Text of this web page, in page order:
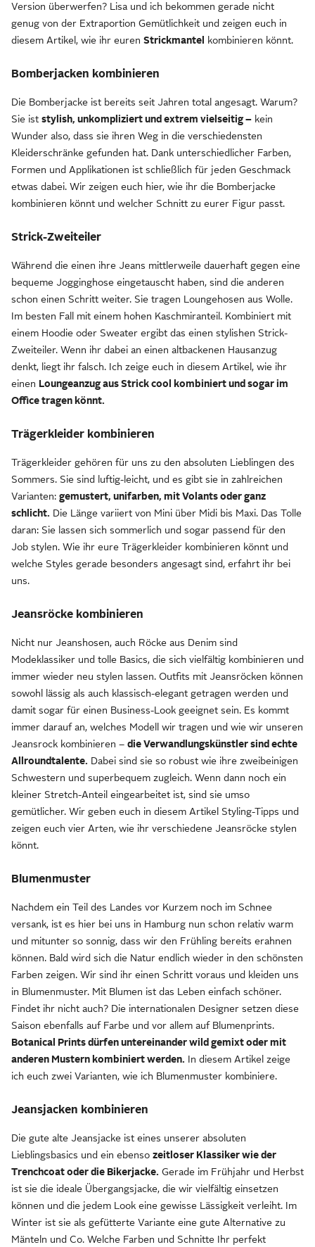
Version überwerfen? Lisa und ich bekommen gerade nicht
genug von der Extraportion Gemütlichkeit und zeigen euch in
diesem Artikel, wie ihr euren Strickmantel kombinieren könnt.
Bomberjacken kombinieren
Die Bomberjacke ist bereits seit Jahren total angesagt. Warum?
Sie ist stylish, unkompliziert und extrem vielseitig – kein
Wunder also, dass sie ihren Weg in die verschiedensten
Kleiderschränke gefunden hat. Dank unterschiedlicher Farben,
Formen und Applikationen ist schließlich für jeden Geschmack
etwas dabei. Wir zeigen euch hier, wie ihr die Bomberjacke
kombinieren könnt und welcher Schnitt zu eurer Figur passt.
Strick-Zweiteiler
Während die einen ihre Jeans mittlerweile dauerhaft gegen eine
bequeme Jogginghose eingetauscht haben, sind die anderen
schon einen Schritt weiter. Sie tragen Loungehosen aus Wolle.
Im besten Fall mit einem hohen Kaschmiranteil. Kombiniert mit
einem Hoodie oder Sweater ergibt das einen stylishen Strick-
Zweiteiler. Wenn ihr dabei an einen altbackenen Hausanzug
denkt, liegt ihr falsch. Ich zeige euch in diesem Artikel, wie ihr
einen Loungeanzug aus Strick cool kombiniert und sogar im
Office tragen könnt.
Trägerkleider kombinieren
Trägerkleider gehören für uns zu den absoluten Lieblingen des
Sommers. Sie sind luftig-leicht, und es gibt sie in zahlreichen
Varianten: gemustert, unifarben, mit Volants oder ganz
schlicht. Die Länge variiert von Mini über Midi bis Maxi. Das Tolle
daran: Sie lassen sich sommerlich und sogar passend für den
Job stylen. Wie ihr eure Trägerkleider kombinieren könnt und
welche Styles gerade besonders angesagt sind, erfahrt ihr bei
uns.
Jeansröcke kombinieren
Nicht nur Jeanshosen, auch Röcke aus Denim sind
Modeklassiker und tolle Basics, die sich vielfältig kombinieren und
immer wieder neu stylen lassen. Outfits mit Jeansröcken können
sowohl lässig als auch klassisch-elegant getragen werden und
damit sogar für einen Business-Look geeignet sein. Es kommt
immer darauf an, welches Modell wir tragen und wie wir unseren
Jeansrock kombinieren – die Verwandlungskünstler sind echte
Allroundtalente. Dabei sind sie so robust wie ihre zweibeinigen
Schwestern und superbequem zugleich. Wenn dann noch ein
kleiner Stretch-Anteil eingearbeitet ist, sind sie umso
gemütlicher. Wir geben euch in diesem Artikel Styling-Tipps und
zeigen euch vier Arten, wie ihr verschiedene Jeansröcke stylen
könnt.
Blumenmuster
Nachdem ein Teil des Landes vor Kurzem noch im Schnee
versank, ist es hier bei uns in Hamburg nun schon relativ warm
und mitunter so sonnig, dass wir den Frühling bereits erahnen
können. Bald wird sich die Natur endlich wieder in den schönsten
Farben zeigen. Wir sind ihr einen Schritt voraus und kleiden uns
in Blumenmuster. Mit Blumen ist das Leben einfach schöner.
Findet ihr nicht auch? Die internationalen Designer setzen diese
Saison ebenfalls auf Farbe und vor allem auf Blumenprints.
Botanical Prints dürfen untereinander wild gemixt oder mit
anderen Mustern kombiniert werden. In diesem Artikel zeige
ich euch zwei Varianten, wie ich Blumenmuster kombiniere.
Jeansjacken kombinieren
Die gute alte Jeansjacke ist eines unserer absoluten
Lieblingsbasics und ein ebenso zeitloser Klassiker wie der
Trenchcoat oder die Bikerjacke. Gerade im Frühjahr und Herbst
ist sie die ideale Übergangsjacke, die wir vielfältig einsetzen
können und die jedem Look eine gewisse Lässigkeit verleiht. Im
Winter ist sie als gefütterte Variante eine gute Alternative zu
Mänteln und Co. Welche Farben und Schnitte Ihr perfekt